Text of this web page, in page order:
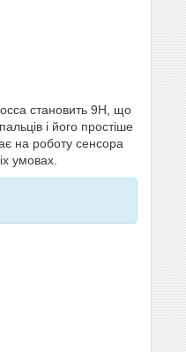
становить 9H, що
і його простіше
на роботу сенсора
умовах.